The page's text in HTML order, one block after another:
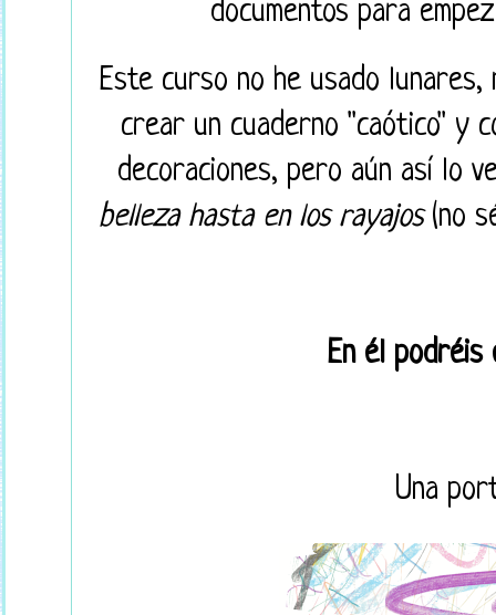
documentos para
Este curso no he usado lunares,
crear un cuaderno "caótico" y
decoraciones, pero aún así lo
belleza hasta en los rayajos(no
En él podréis
Una